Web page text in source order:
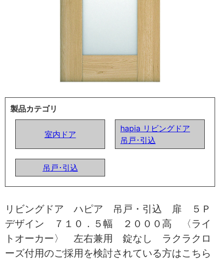
製品カテゴリ
室内ドア
hapia リビングドア
吊戸･引込
吊戸･引込
リビングドア ハピア 吊戸・引込 扉 ５Ｐ
デザイン ７１０．５幅 ２０００高 〈ライ
トオーカー〉 左右兼用 錠なし ラクラクロ
ーズ付用のご採用を検討されている方はこちら